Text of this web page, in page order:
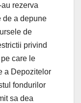
rezerva
de a depune
de
privind
care le
a Depozitelor
fondurilor
sa dea